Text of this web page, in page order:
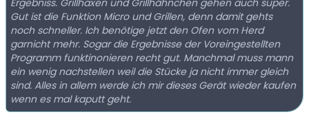
Ergebniss. Grillhaxen und Grillhähnchen gehen auch super.
Gut ist die Funktion Micro und Grillen, denn damit gehts
noch schneller. Ich benötige jetzt den Ofen vom Herd
garnicht mehr. Sogar die Ergebnisse der Voreingestellten
Programm funktinonieren recht gut. Manchmal muss mann
ein wenig nachstellen weil die Stücke ja nicht immer gleich
sind. Alles in allem werde ich mir dieses Gerät wieder kaufen
wenn es mal kaputt geht.